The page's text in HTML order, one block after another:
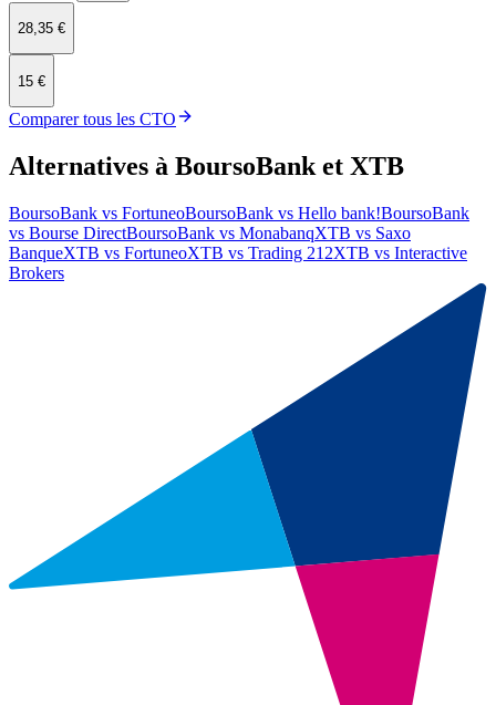
28,35 €
15 €
Comparer tous les CTO
Alternatives à BoursoBank et XTB
BoursoBank vs FortuneoBoursoBank vs Hello bank!BoursoBank
vs Bourse DirectBoursoBank vs MonabanqXTB vs Saxo
BanqueXTB vs FortuneoXTB vs Trading 212XTB vs Interactive
Brokers